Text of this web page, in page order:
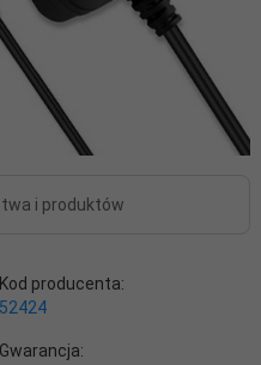
i produktów
Kod producenta:
52424
Gwarancja: